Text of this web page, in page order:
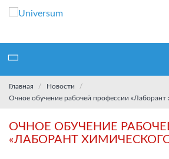
Главная
Новости
Очное обучение рабочей профессии «Лаборант
ОЧНОЕ ОБУЧЕНИЕ
«ЛАБОРАНТ